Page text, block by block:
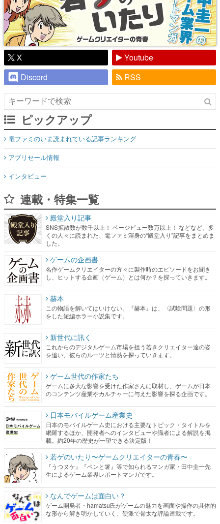
X
Youtube
Discord
RSS
ピックアップ
電ファミのいま読まれている記事ランキング
アプリセール情報
インタビュー
連載・特集一覧
殿堂入り記事
SNS拡散数が数千以上！ ページビュー数万以上！ などなど。多
くの人々に読まれた、電ファミ渾身の“殿堂入り”記事をまとめま
した。
ゲームの企画書
名作ゲームクリエイターの方々に製作時のエピソードをお聞き
し、ヒットする企画（ゲーム）とは何か？を探っていきます。
赫本
この物語を解いてはいけない。『赫本』は、〈試験問題〉の形
をした短編ホラー小説集です。
新世代に訊く
これからのデジタルゲーム市場を担う若きクリエイター達の姿
を追い、彼らのルーツと情熱を探っていきます。
ゲーム世代の作家たち
ゲームに多大な影響を受けた作家さんに取材し、ゲームが日本
のコンテンツ産業やカルチャーに与えた影響を探る企画です。
日本モバイルゲーム産業史
日本のモバイルゲーム史における主要なトピック・タイトルを
網羅するほか、開発者へのインタビューや識者による解説を掲
載。約20年の歴史が一望できる決定版！
若ゲのいたり〜ゲームクリエイターの青春〜
『うつヌケ』『ペンと箸』等で知られるマンガ家・田中圭一先
生によるゲーム業界レポートマンガです。
なんでゲームは面白い？
ゲーム開発者・hamatsu氏がゲームの魅力を画面や操作の具体的
な形から解き明かしていく、硬派で骨太な評論連載です。